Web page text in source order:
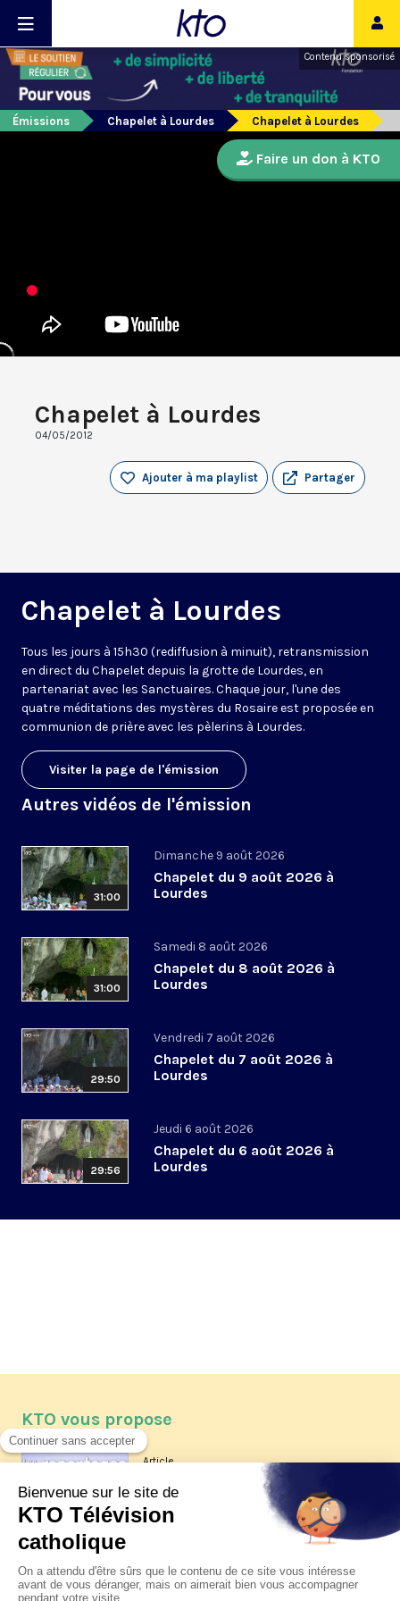
Contenu sponsorisé
Émissions Chapelet à Lourdes Chapelet à Lourdes
Chapelet à Lourdes
04/05/2012
Partager
Ajouter à ma playlist
Chapelet à Lourdes
Tous les jours à 15h30 (rediffusion à minuit), retransmission
en direct du Chapelet depuis la grotte de Lourdes, en
partenariat avec les Sanctuaires. Chaque jour, l'une des
quatre méditations des mystères du Rosaire est proposée en
communion de prière avec les pèlerins à Lourdes.
Visiter la page de l'émission
Autres vidéos de l'émission
31:00
Dimanche 9 août 2026
Chapelet du 9 août 2026 à
Lourdes
31:00
Samedi 8 août 2026
Chapelet du 8 août 2026 à
Lourdes
29:50
Vendredi 7 août 2026
Chapelet du 7 août 2026 à
Lourdes
29:56
Jeudi 6 août 2026
Chapelet du 6 août 2026 à
Lourdes
Faire un don à KTO
KTO vous propose
Article
Les reportages d'été 2026 de KTO
La visite pastorale du pape Léon
XIV à Assise à suivre sur KTO le
jeudi 6 août